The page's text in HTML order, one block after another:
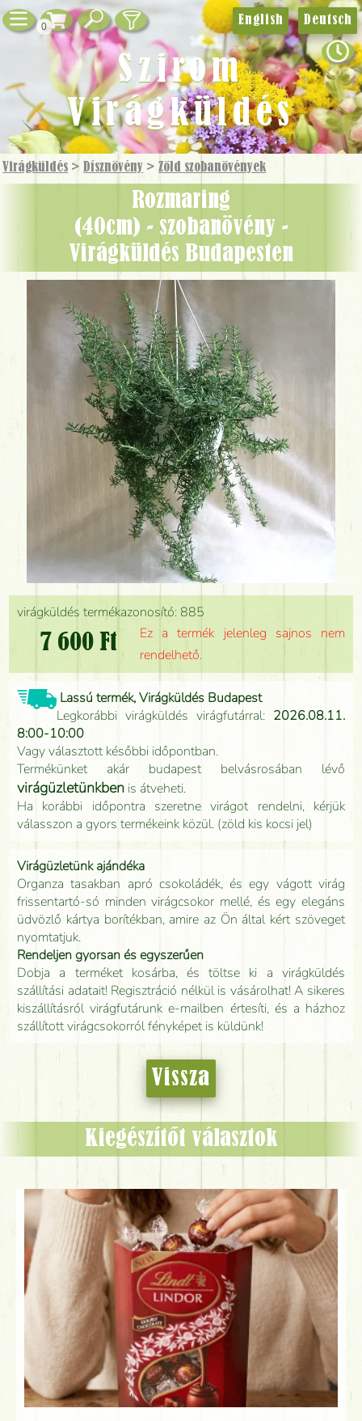
0
Virágküldés > Dísznövény >Zöld szobanövények
rozmaring
(40cm) - szobanövény -
Virágküldés Budapesten
virágküldés termékazonosító: 885
7 600 Ft
Ez a termék jelenleg sajnos nem
rendelhető.
Lassú termék, Virágküldés Budapest
Legkorábbi virágküldés virágfutárral: 2026.08.11.
8:00-10:00
Vagy választott későbbi időpontban.
Termékünket akár budapest belvásrosában lévő
virágüzletünkben is átveheti.
Ha korábbi időpontra szeretne virágot rendelni, kérjük
válasszon a gyors termékeink közül. (zöld kis kocsi jel)
Virágüzletünk ajándéka
Organza tasakban apró csokoládék, és egy vágott virág
frissentartó-só minden virágcsokor mellé, és egy elegáns
üdvözlő kártya borítékban, amire az Ön által kért szöveget
nyomtatjuk.
Rendeljen gyorsan és egyszerűen
Dobja a terméket kosárba, és töltse ki a virágküldés
szállítási adatait! Regisztráció nélkül is vásárolhat! A sikeres
kiszállításról virágfutárunk e-mailben értesíti, és a házhoz
szállított virágcsokorról fényképet is küldünk!
Vissza
Kiegészítőt választok
English Deutsch
Szirom
Virágküldés